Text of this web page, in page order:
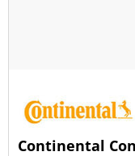
Continental